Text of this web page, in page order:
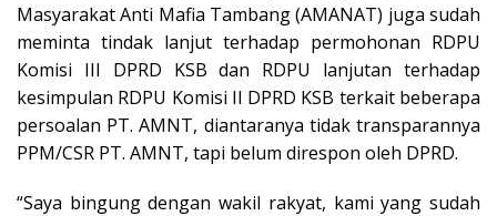
Masyarakat Anti Mafia Tambang (AMANAT) juga sudah
meminta tindak lanjut terhadap permohonan RDPU
Komisi III DPRD KSB dan RDPU lanjutan terhadap
kesimpulan RDPU Komisi II DPRD KSB terkait beberapa
persoalan PT. AMNT, diantaranya tidak transparannya
PPM/CSR PT. AMNT, tapi belum direspon oleh DPRD.
“Saya bingung dengan wakil rakyat, kami yang sudah